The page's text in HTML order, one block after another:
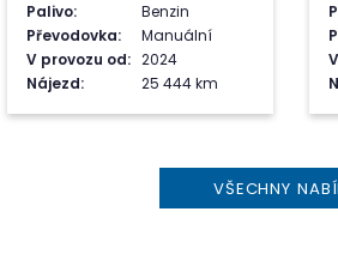
Palivo:
Benzin
Převodovka:
Manuální
V provozu od: 2024
Nájezd:
25 444 km
VŠECHNY